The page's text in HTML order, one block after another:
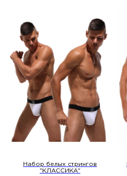
Набор белых стрингов
"КЛАССИКА"